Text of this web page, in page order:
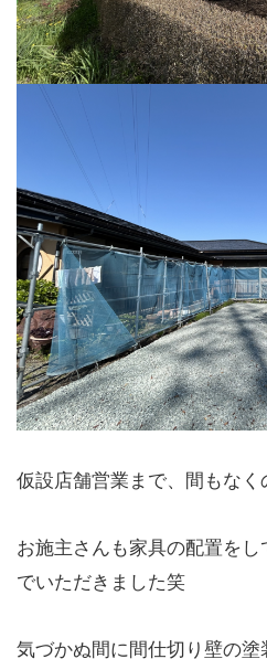
仮設店舗営業まで、間もなく
お施主さんも家具の配置をし
でいただきました笑
気づかぬ間に間仕切り壁の